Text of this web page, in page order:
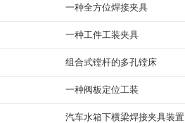
一种全方位焊接夹具
一种工件工装夹具
组合式镗杆的多孔镗床
一种阀板定位工装
汽车水箱下横梁焊接夹具装置